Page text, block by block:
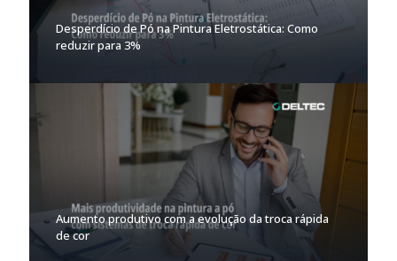
Desperdício de Pó na Pintura Eletrostática: Como
reduzir para 3%
Aumento produtivo com a evolução da troca rápida
de cor